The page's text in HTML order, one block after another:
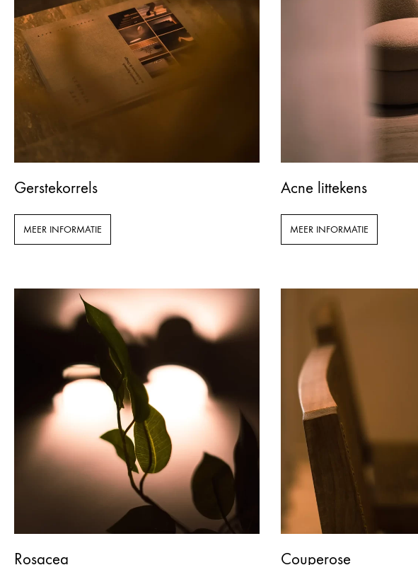
Gerstekorrels
MEER INFORMATIE
Acne littekens
MEER INFORMATIE
Rosacea Couperose